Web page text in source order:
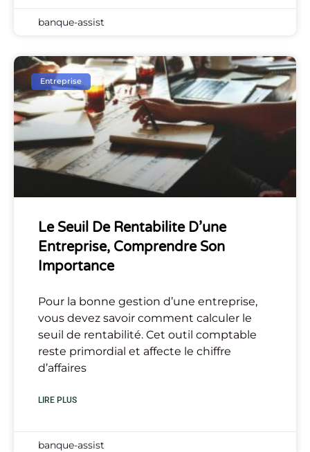
banque-assist
Entreprise
Le Seuil De Rentabilite D’une
Entreprise, Comprendre Son
Importance
Pour la bonne gestion d’une entreprise,
vous devez savoir comment calculer le
seuil de rentabilité. Cet outil comptable
reste primordial et affecte le chiffre
d’affaires
LIRE PLUS
banque-assist